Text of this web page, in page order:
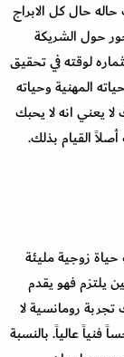
حال كل الابراج
حول الشريكة
لوقته في تحقيق
المهنية وحياته
يعني انه لا يحبك
القيام بذلك.
زوجية مليئة
يلتزم فهو يقدم
رومانسية لا
عالياً. بالنسبة